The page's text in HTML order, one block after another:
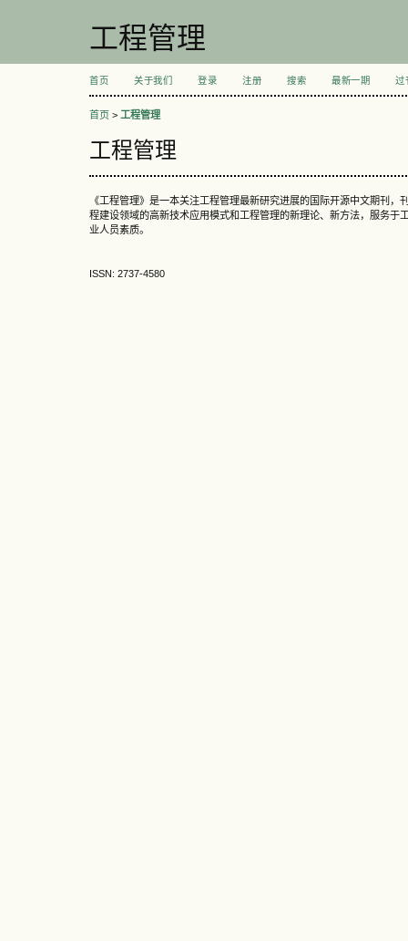
工程管理
首页 关于我们 登录 注册 搜索 最新一期 过
首页 > 工程管理
工程管理
《工程管理》是一本关注工程管理最新研究进展的国际开源中文期刊
程建设领域的高新技术应用模式和工程管理的新理论、新方法，服务于
业人员素质。
ISSN: 2737-4580